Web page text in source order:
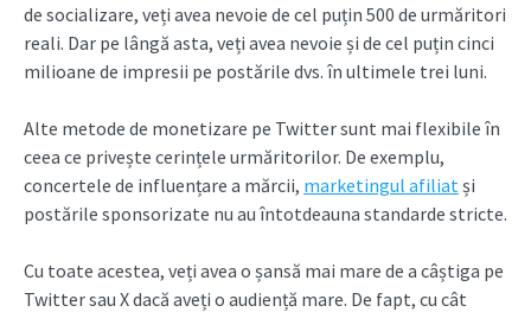
de socializare, veți avea nevoie de cel puțin 500 de urmăritori
reali. Dar pe lângă asta, veți avea nevoie și de cel puțin cinci
milioane de impresii pe postările dvs. în ultimele trei luni.
Alte metode de monetizare pe Twitter sunt mai flexibile în
ceea ce privește cerințele urmăritorilor. De exemplu,
concertele de influențare a mărcii, marketingul afiliat și
postările sponsorizate nu au întotdeauna standarde stricte.
Cu toate acestea, veți avea o șansă mai mare de a câștiga pe
Twitter sau X dacă aveți o audiență mare. De fapt, cu cât